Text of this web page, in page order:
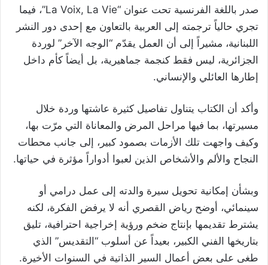
صدر باللغة الفرنسية تحت عنوان “La Voix, La Vie”، فيما
تجري حالياً ترجمته إلى العربية بالتعاون مع إحدى دور النشر
اللبنانية، مشيراً إلى أن العمل يقدّم “الوجه الآخر” لوردة
الجزائرية، ليس فقط كنجمة جماهيرية، بل أيضاً كأم داخل
إطارها العائلي والإنساني.
وأكد أن الكتاب يتناول تفاصيل كثيرة عاشتها وردة خلال
مسيرتها، بما فيها مراحل المرض والمعاناة التي مرّت بها،
وكيف واجهت تلك الأزمات بصمود كبير، إلى جانب محطات
النجاح والألم والأشخاص الذين لعبوا أدواراً مؤثرة في حياتها.
وبشأن إمكانية تحويل سيرة والدته إلى عمل درامي أو
سينمائي، أوضح رياض القصري أنه لا يرفض الفكرة، لكنه
يشترط تقديمها بإنتاج ضخم ورؤية إخراجية احترافية، تليق
بتاريخها الفني الكبير، بعيداً عن أسلوب “التقديس” الذي
طغى على بعض أعمال السير الذاتية في السنوات الأخيرة.